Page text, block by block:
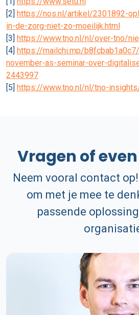
[2] https://nos.nl/artikel/2301892-
in-de-zorg-niet-zo-moeilijk.html
[3] https://www.tno.nl/nl/over-tno/
[4] https://mailchi.mp/
november-as-seminar-over-
2443997
[5] https://www.tno.nl/nl/tno-
Vragen of
Neem vooral contact
om met je mee te
passende